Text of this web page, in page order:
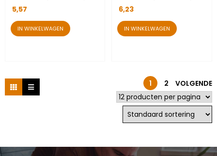
5,57
IN WINKELWAGEN
6,23
IN WINKELWAGEN
1 2 VOLGENDE